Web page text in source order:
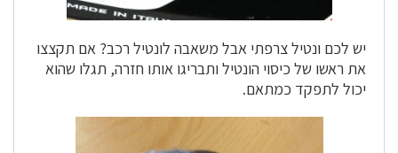
יש לכם ונטיל צרפתי אבל משאבה לונטיל רכב? אם תקצצו
את ראשו של כיסוי הונטיל ותבריגו אותו חזרה, תגלו שהוא
יכול לתפקד כמתאם.